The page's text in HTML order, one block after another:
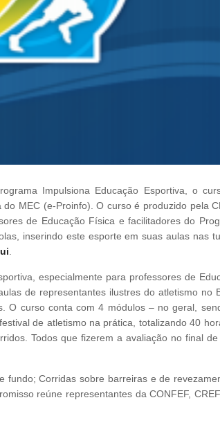
Impulsiona Educação Esportiva, o
MEC (e-Proinfo). O curso é produzido pela
de Educação Física e facilitadores do
inserindo este esporte em suas aulas nas
especialmente para professores de
de representantes ilustres do atletismo no
O curso conta com 4 módulos – no geral,
de atletismo na prática, totalizando 40
Todos que fizerem a avaliação no final de
fundo; Corridas sobre barreiras e de
reúne representantes da CONFEF,